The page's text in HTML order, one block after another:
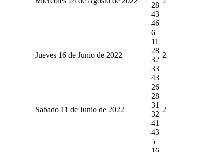
28
43
46
Jueves 16 de Junio de 2022
6
11
28
32
33
43
2
Sabado 11 de Junio de 2022
26
28
31
32
41
43
2
5